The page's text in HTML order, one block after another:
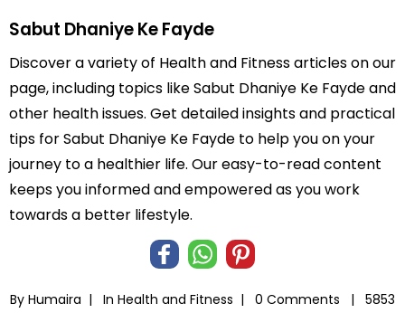
Sabut Dhaniye Ke Fayde
Discover a variety of Health and Fitness articles on our
page, including topics like Sabut Dhaniye Ke Fayde and
other health issues. Get detailed insights and practical
tips for Sabut Dhaniye Ke Fayde to help you on your
journey to a healthier life. Our easy-to-read content
keeps you informed and empowered as you work
towards a better lifestyle.
By Humaira | In Health and Fitness | 0 Comments |
5853